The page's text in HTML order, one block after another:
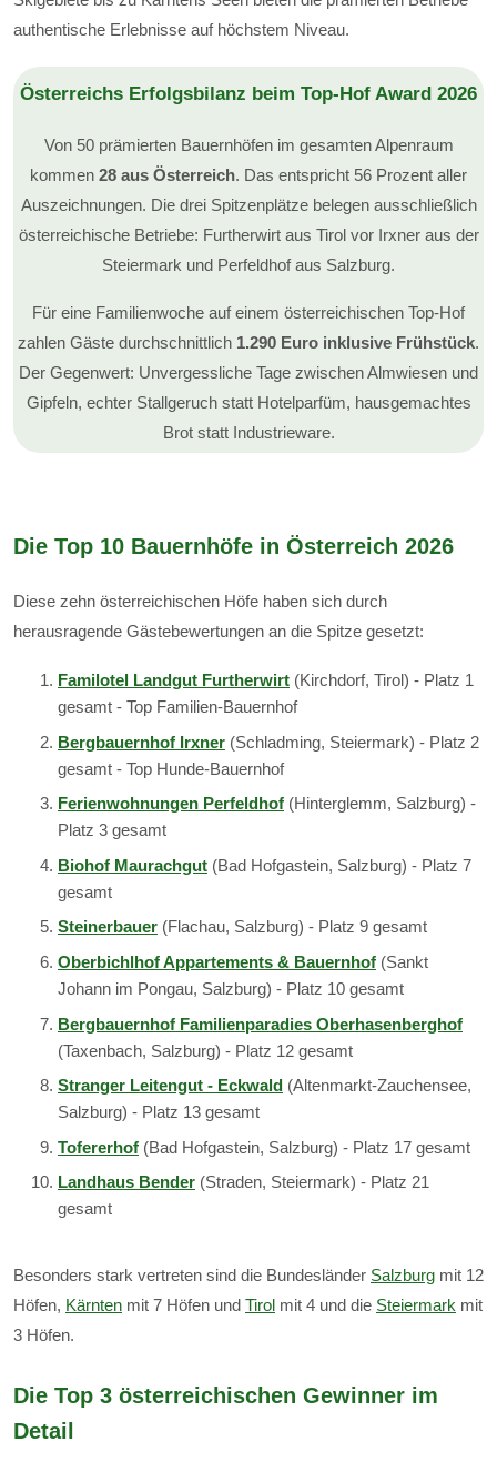
authentische Erlebnisse auf höchstem Niveau.
Österreichs Erfolgsbilanz beim Top-Hof Award 2026
Von 50 prämierten Bauernhöfen im gesamten Alpenraum
kommen 28 aus Österreich. Das entspricht 56 Prozent aller
Auszeichnungen. Die drei Spitzenplätze belegen ausschließlich
österreichische Betriebe: Furtherwirt aus Tirol vor Irxner aus der
Steiermark und Perfeldhof aus Salzburg.
Für eine Familienwoche auf einem österreichischen Top-Hof
zahlen Gäste durchschnittlich 1.290 Euro inklusive Frühstück.
Der Gegenwert: Unvergessliche Tage zwischen Almwiesen und
Gipfeln, echter Stallgeruch statt Hotelparfüm, hausgemachtes
Brot statt Industrieware.
Die Top 10 Bauernhöfe in Österreich 2026
Diese zehn österreichischen Höfe haben sich durch
herausragende Gästebewertungen an die Spitze gesetzt:
Familotel Landgut Furtherwirt (Kirchdorf, Tirol) - Platz 1
gesamt - Top Familien-Bauernhof
Bergbauernhof Irxner (Schladming, Steiermark) - Platz 2
gesamt - Top Hunde-Bauernhof
Ferienwohnungen Perfeldhof (Hinterglemm, Salzburg) -
Platz 3 gesamt
Biohof Maurachgut (Bad Hofgastein, Salzburg) - Platz 7
gesamt
Steinerbauer (Flachau, Salzburg) - Platz 9 gesamt
Oberbichlhof Appartements & Bauernhof (Sankt
Johann im Pongau, Salzburg) - Platz 10 gesamt
Bergbauernhof Familienparadies Oberhasenberghof
(Taxenbach, Salzburg) - Platz 12 gesamt
Stranger Leitengut - Eckwald (Altenmarkt-Zauchensee,
Salzburg) - Platz 13 gesamt
Tofererhof (Bad Hofgastein, Salzburg) - Platz 17 gesamt
Landhaus Bender (Straden, Steiermark) - Platz 21
gesamt
Besonders stark vertreten sind die Bundesländer Salzburg mit 12
Höfen, Kärnten mit 7 Höfen und Tirol mit 4 und die Steiermark mit
3 Höfen.
Die Top 3 österreichischen Gewinner im
Detail